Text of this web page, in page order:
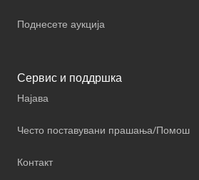
Поднесете аукција
Сервис и поддршка
Најава
Често поставувани прашања/Помош
Контакт